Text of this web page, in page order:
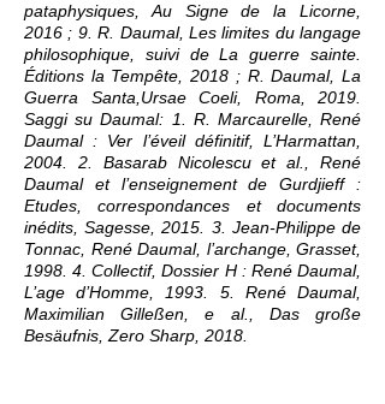
pataphysiques, Au Signe de la Licorne,
2016 ; 9. R. Daumal, Les limites du langage
philosophique, suivi de La guerre sainte.
Éditions la Tempête, 2018 ; R. Daumal, La
Guerra Santa,Ursae Coeli, Roma, 2019.
Saggi su Daumal: 1. R. Marcaurelle, René
Daumal : Ver l’éveil définitif, L’Harmattan,
2004. 2. Basarab Nicolescu et al., René
Daumal et l’enseignement de Gurdjieff :
Etudes, correspondances et documents
inédits, Sagesse, 2015. 3. Jean-Philippe de
Tonnac, René Daumal, l’archange, Grasset,
1998. 4. Collectif, Dossier H : René Daumal,
L’age d’Homme, 1993. 5. René Daumal,
Maximilian Gilleßen, e al., Das große
Besäufnis, Zero Sharp, 2018.